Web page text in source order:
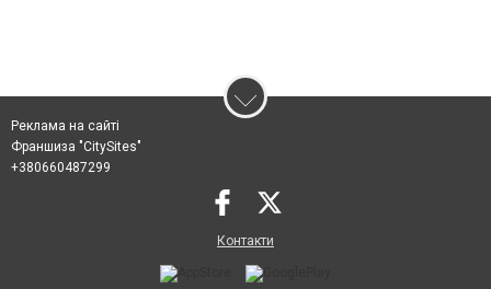
Реклама на сайті
Франшиза "CitySites"
+380660487299
Контакти